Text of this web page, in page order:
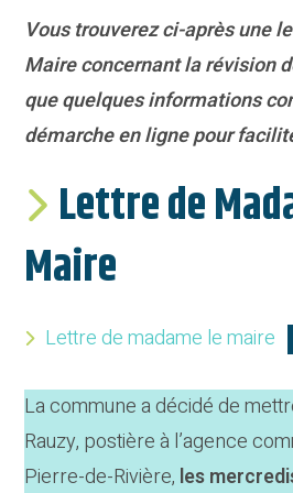
Vous trouverez ci-après une
Maire concernant la révision
que quelques informations
démarche en ligne pour
Lettre de
Maire
Lettre de madame le maire
La commune a décidé de
Rauzy, postière à l’agence
Pierre-de-Rivière, les